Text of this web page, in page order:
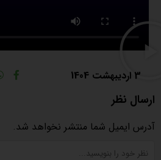
3 اردیبهشت 1404
ارسال نظر
آدرس ایمیل شما منتشر نخواهد شد.